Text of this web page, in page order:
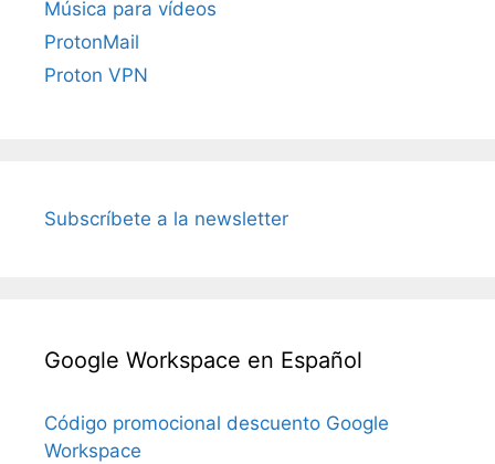
Música para vídeos
ProtonMail
Proton VPN
Subscríbete a la newsletter
Google Workspace en Español
Código promocional descuento Google
Workspace